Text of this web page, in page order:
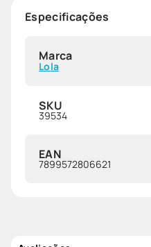
Especificações
Marca
Lola
SKU
39534
EAN
7899572806621